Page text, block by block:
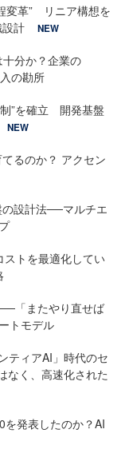
変革” リニア構想を
計
NEW
分か？企業の
の勘所
”を確立 開発基盤
NEW
るのか？ アクセン
設計法──マルチエ
トを最適化してい
「またやり直せば
トモデル
ティアAI」時代のセ
なく、高速化された
発表したのか？AI